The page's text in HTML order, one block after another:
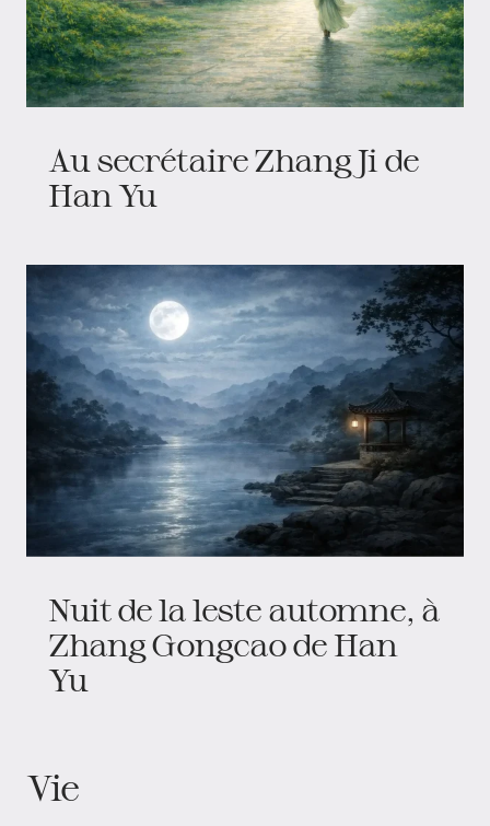
Au secrétaire Zhang Ji de
Han Yu
Nuit de la leste automne, à
Zhang Gongcao de Han
Yu
Vie